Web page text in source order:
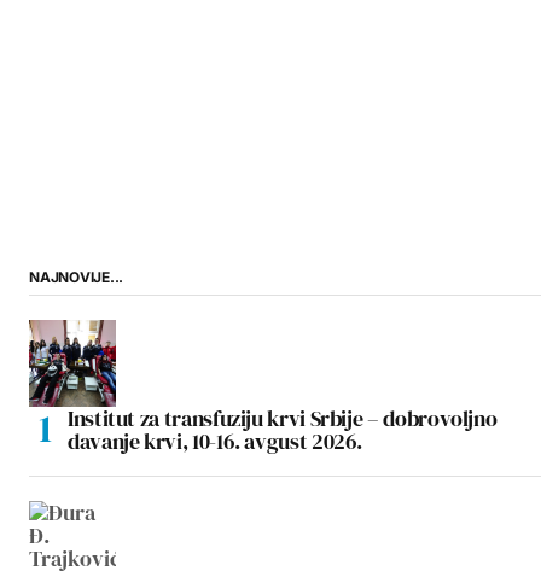
NAJNOVIJE...
Institut za transfuziju krvi Srbije – dobrovoljno
davanje krvi, 10-16. avgust 2026.